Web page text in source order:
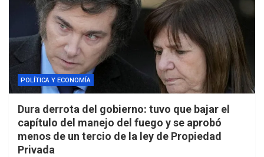
POLÍTICA Y ECONOMÍA
Dura derrota del gobierno: tuvo que bajar el
capítulo del manejo del fuego y se aprobó
menos de un tercio de la ley de Propiedad
Privada